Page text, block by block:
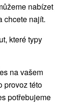
nabízet
chcete najít.
které typy
na vašem
provoz této
potřebujeme